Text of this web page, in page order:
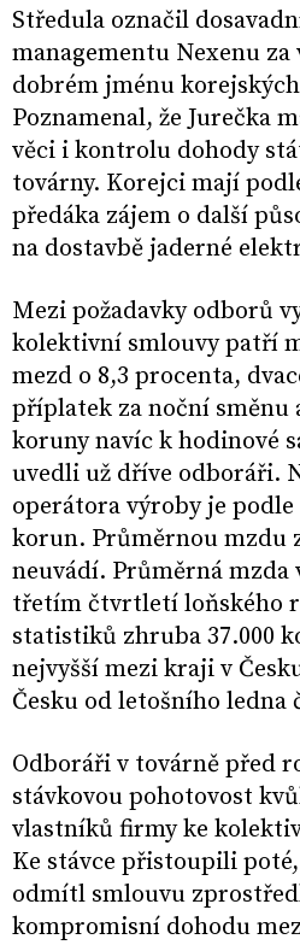
Středula označil
managementu Nexenu za
dobrém jménu
Poznamenal, že Jurečka
věci i kontrolu dohody
továrny. Korejci mají
předáka zájem o další
na dostavbě jaderné
Mezi požadavky odborů
kolektivní smlouvy patří
mezd o 8,3 procenta,
příplatek za noční směnu
koruny navíc k hodinové
uvedli už dříve odboráři.
operátora výroby je podle
korun. Průměrnou mzdu
neuvádí. Průměrná mzda
třetím čtvrtletí loňského
statistiků zhruba 37.000
nejvyšší mezi kraji v
Česku od letošního ledna
Odboráři v továrně před
stávkovou pohotovost
vlastníků firmy ke
Ke stávce přistoupili
odmítl smlouvu
kompromisní dohodu